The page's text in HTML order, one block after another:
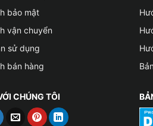
Địa điểm độ loa cho xe Mazda 3
bảo mật
vận chuyển
sử dụng
bán hàng
CHÚNG TÔI